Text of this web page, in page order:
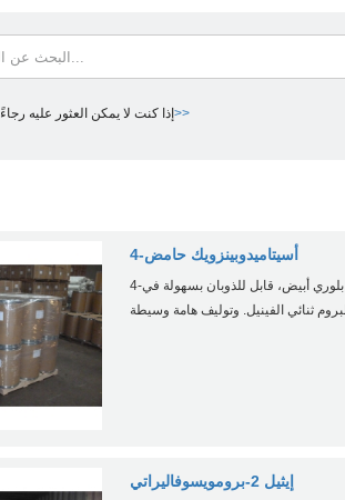
إذا كنت لا يمكن العثور عليه رجاءً اتصل بنا>>
4-أسيتاميدوبينزويك حامض
4-أسيتاميدوبينزويك اكسيستيس الحمضية في مسحوق بلوري أبيض، قابل للذوبان بسهولة في
إيثيل 2-برومويسوفاليراتي